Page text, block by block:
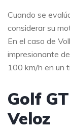
Cuando se
considerar su
En el caso de
impresionante
100 km/h en un
Golf
Veloz